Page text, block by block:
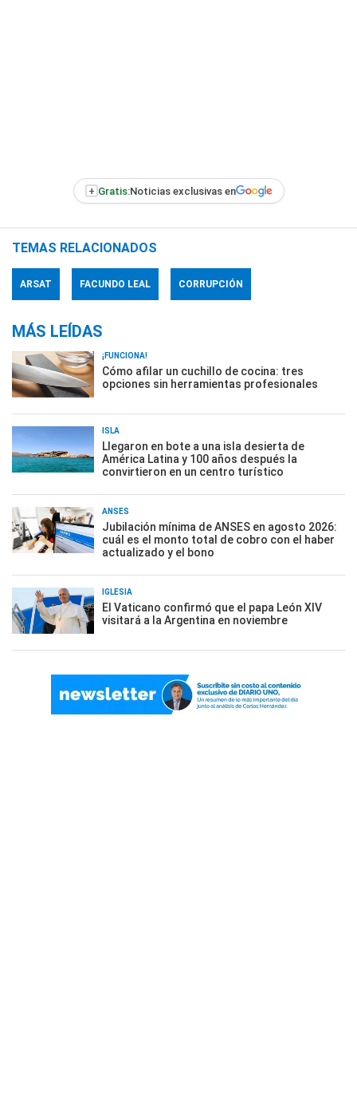
+ Gratis:Noticias exclusivas en
TEMAS RELACIONADOS
ARSAT FACUNDO LEAL CORRUPCIÓN
MÁS LEÍDAS
¡FUNCIONA!
Cómo afilar un cuchillo de cocina: tres
opciones sin herramientas profesionales
ISLA
Llegaron en bote a una isla desierta de
América Latina y 100 años después la
convirtieron en un centro turístico
ANSES
Jubilación mínima de ANSES en agosto 2026:
cuál es el monto total de cobro con el haber
actualizado y el bono
IGLESIA
El Vaticano confirmó que el papa León XIV
visitará a la Argentina en noviembre